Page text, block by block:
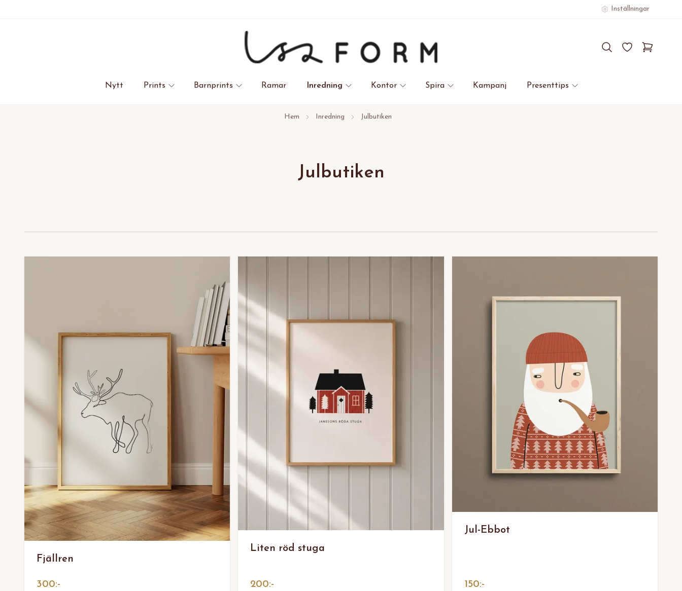
Inställningar
Nytt Prints Barnprints Ramar Inredning Kontor Spira Kampanj Presenttips
Hem Inredning Julbutiken
Julbutiken
Fjällren
300:-
Liten röd stuga
200:-
Jul-Ebbot
150:-